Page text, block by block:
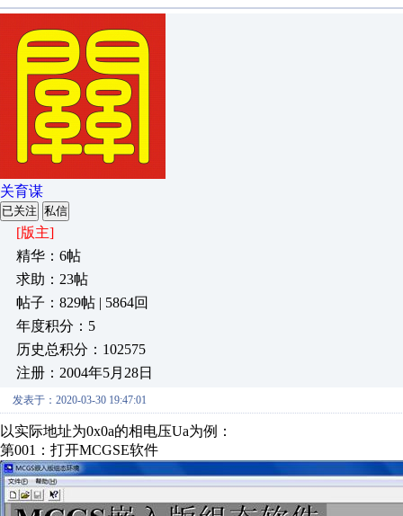
关育谋
已关注 私信
[版主]
精华：6帖
求助：23帖
帖子：829帖 | 5864回
年度积分：5
历史总积分：102575
注册：2004年5月28日
发表于：2020-03-30 19:47:01
以实际地址为0x0a的相电压Ua为例：
第001：打开MCGSE软件